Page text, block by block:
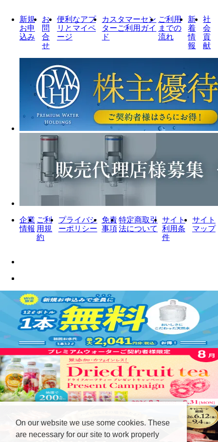
新規
お申
込み
お
問
合
せ
便利なアプ
リとマイペ
ージ
カスタマーセン
ターご利用ガイ
ド
ご利用
までの
流れ
新
着
情
報
社
会
貢
献
企業
情報
ご利
用規
約
プライバシ
ーポリシー
免責
事項
特定商取引
法について
サイト
利用条
件
サイト
マップ
On our website we use some cookies. These
are necessary for our site to work properly